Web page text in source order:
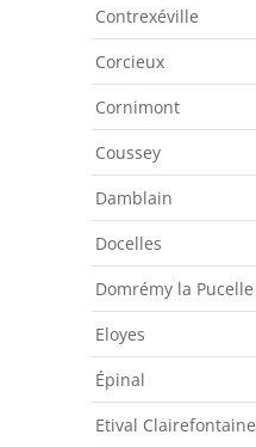
Contrexéville
Corcieux
Cornimont
Coussey
Damblain
Docelles
Domrémy la Pucelle
Eloyes
Épinal
Etival Clairefontaine